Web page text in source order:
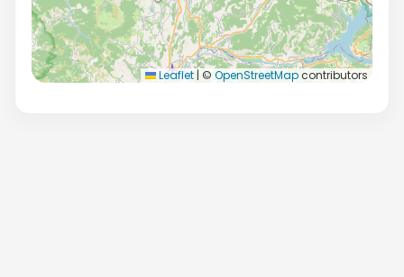
Leaflet | © OpenStreetMapcontributors